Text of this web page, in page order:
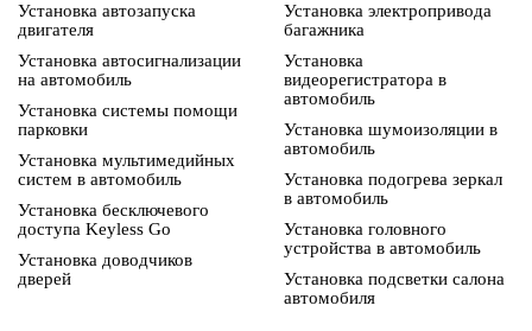
Установка автозапуска
двигателя
Установка автосигнализации
на автомобиль
Установка системы помощи
парковки
Установка мультимедийных
систем в автомобиль
Установка бесключевого
доступа Keyless Go
Установка доводчиков
дверей
Установка электропривода
багажника
Установка
видеорегистратора в
автомобиль
Установка шумоизоляции в
автомобиль
Установка подогрева зеркал
в автомобиль
Установка головного
устройства в автомобиль
Установка подсветки салона
автомобиля